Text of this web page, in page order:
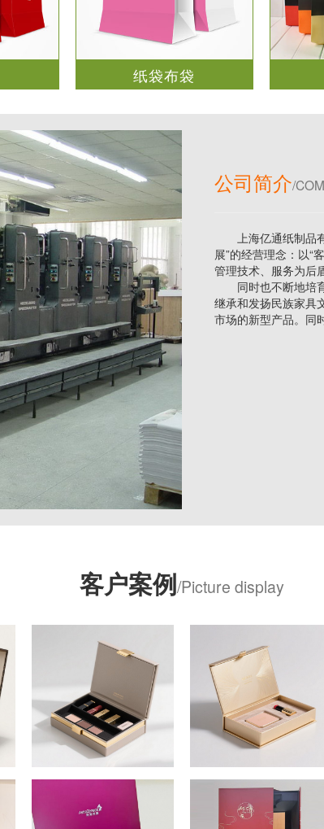
纸袋布袋
公司简介/
上海亿通纸制品有
展”的经营理念：以“
管理技术、服务为后
同时也不断地培育
继承和发扬民族家具
市场的新型产品。同
客户案例/Picture display